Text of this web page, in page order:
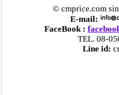
ชื่นชม ตำรวจแม่ทาลำ
หวิดสูญเงินเกือบสองแส
ประสาน สตช.สายด่วน
© cmprice.com
E-mail:
FaceBook :
TEL. 08-
Line id: